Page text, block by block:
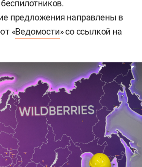
предложения направлены в
«Ведомости» со ссылкой на